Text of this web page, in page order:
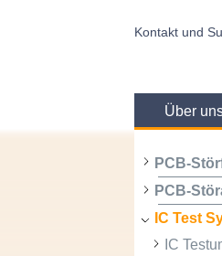
Kontakt und
Über
PCB-
PCB-
IC Test
IC